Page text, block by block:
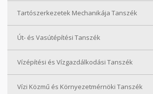
Tartószerkezetek Mechanikája Tanszék
Út- és Vasútépítési Tanszék
Vízépítési és Vízgazdálkodási Tanszék
Vízi Közmű és Környezetmérnöki Tanszék